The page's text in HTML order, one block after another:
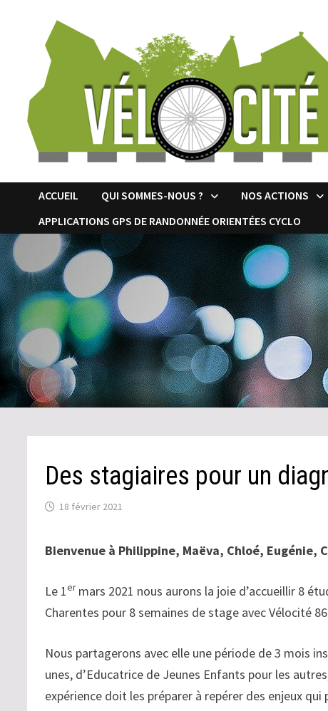
ACCUEIL QUI SOMMES-NOUS ? NOS ACTIONS
APPLICATIONS GPS DE RANDONNÉE ORIENTÉES CYCLO
Des stagiaires pour un
18 février 2021
Bienvenue à Philippine, Maëva, Chloé, Eugénie,
Le 1ermars 2021 nous aurons la joie d’accueillir 8
Charentes pour 8 semaines de stage avec Vélocité
Nous partagerons avec elle une période de 3 mois
unes, d’Educatrice de Jeunes Enfants pour les
expérience doit les préparer à repérer des enjeux